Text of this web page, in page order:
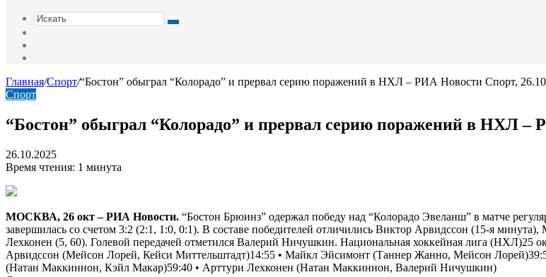
Искать
Главная/Спорт/“Бостон” обыграл “Колорадо” и прервал серию поражений в НХЛ – РИА Новости Спорт,
Спорт
“Бостон” обыграл “Колорадо” и прервал серию поражений в НХЛ –
26.10.2025
Время чтения: 1 минута
МОСКВА, 26 окт – РИА Новости. “Бостон Брюинз” одержал победу над “Колорадо Эвеланш” в матче
завершилась со счетом 3:2 (2:1, 1:0, 0:1). В составе победителей отличились Виктор Арвидссон (15-я
Лехконен (5, 60). Голевой передачей отметился Валерий Ничушкин. Национальная хоккейная лига (НХЛ)25
Арвидссон (Мейсон Лорей, Кейси Миттельштадт)14:55 • Майкл Эйсимонт (Таннер Жанно, Мейсон Лорей
(Натан Маккиннон, Кэйл Макар)59:40 • Арттури Лехконен (Натан Маккиннон, Валерий Ничушкин)